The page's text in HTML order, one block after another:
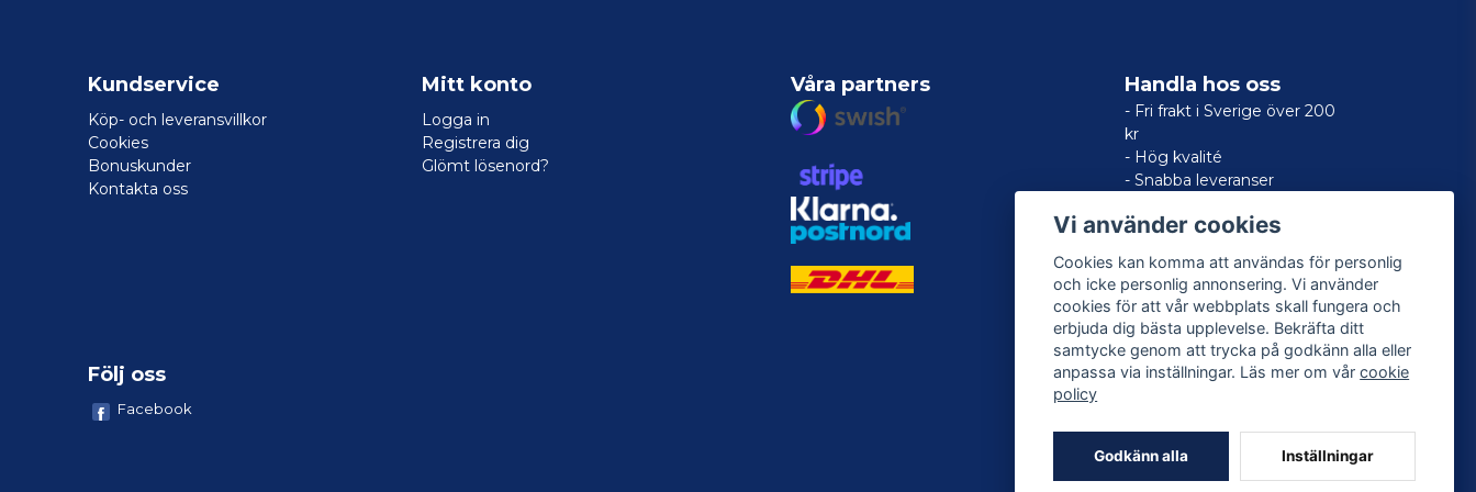
Kundservice
Köp- och leveransvillkor
Cookies
Bonuskunder
Kontakta oss
Mitt konto
Logga in
Registrera dig
Glömt lösenord?
Våra partners Handla hos oss
- Fri frakt i Sverige över 200
kr
- Hög kvalité
- Snabba leveranser
Följ oss
Facebook
Vi använder cookies
Cookies kan komma att användas för personlig
och icke personlig annonsering. Vi använder
cookies för att vår webbplats skall fungera och
erbjuda dig bästa upplevelse. Bekräfta ditt
samtycke genom att trycka på godkänn alla eller
anpassa via inställningar. Läs mer om vårcookie
policy
Godkänn alla Inställningar